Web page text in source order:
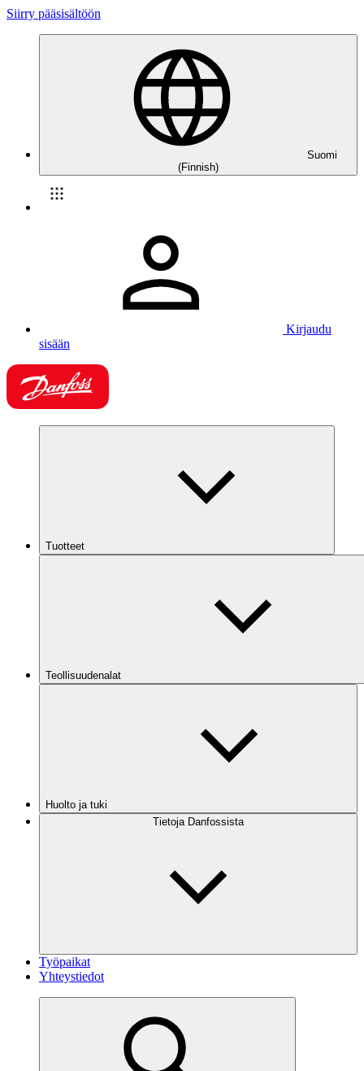
Siirry pääsisältöön
Suomi
(Finnish)
Kirjaudu
sisään
Tuotteet
Teollisuudenalat
Huolto ja tuki
Tietoja Danfossista
Työpaikat
Yhteystiedot